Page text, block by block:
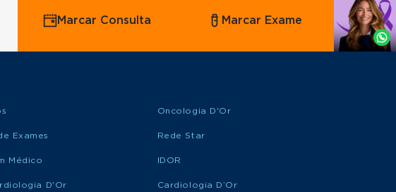
Agende
Whatsapp
Marcar Consulta Marcar Exame
Exames
Médico
D'Or
Oncologia D'Or
Rede Star
IDOR
Cardiologia D’Or